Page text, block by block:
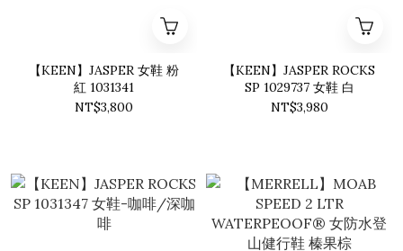
【KEEN】JASPER 女鞋 粉
紅 1031341
NT$3,800
【KEEN】JASPER ROCKS
SP 1029737 女鞋 白
NT$3,980